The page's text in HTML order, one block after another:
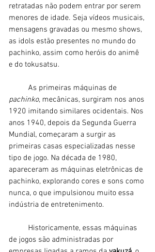
retratadas não podem entrar por serem
menores de idade. Seja vídeos musicais,
mensagens gravadas ou mesmo shows,
as idols estão presentes no mundo do
pachinko, assim como heróis do animê
e do tokusatsu.
	As primeiras máquinas de
pachinko, mecânicas, surgiram nos anos
1920 imitando similares ocidentais. Nos
anos 1940, depois da Segunda Guerra
Mundial, começaram a surgir as
primeiras casas especializadas nesse
tipo de jogo. Na década de 1980,
apareceram as máquinas eletrônicas de
pachinko, explorando cores e sons como
nunca, o que impulsionou muito essa
indústria de entretenimento.
de jogos são administradas por